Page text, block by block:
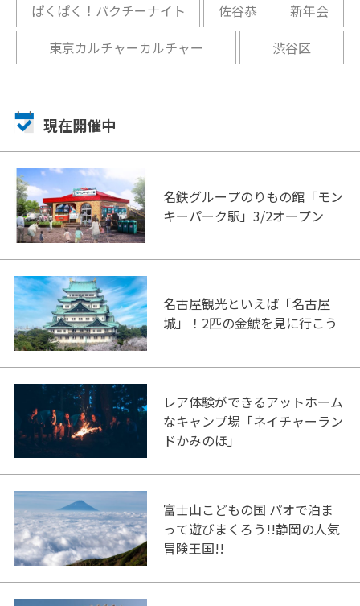
ぱくぱく！パクチーナイト
佐谷恭
新年会
東京カルチャーカルチャー
渋谷区
現在開催中
名鉄グループのりもの館「モン
キーパーク駅」3/2オープン
名古屋観光といえば「名古屋
城」！2匹の金鯱を見に行こう
レア体験ができるアットホーム
なキャンプ場「ネイチャーラン
ドかみのほ」
富士山こどもの国 パオで泊ま
って遊びまくろう!!静岡の人気
冒険王国!!